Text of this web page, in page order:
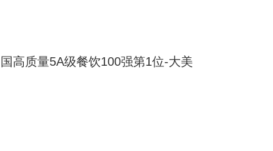
高质量5A级餐饮100强第1位-大美